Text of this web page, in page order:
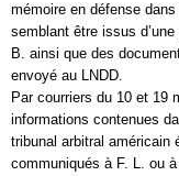
mémoire en défense
semblant être issus
B. ainsi que des
envoyé au LNDD.
Par courriers du 10 et 19
informations contenues
tribunal arbitral américain
communiqués à F. L. ou